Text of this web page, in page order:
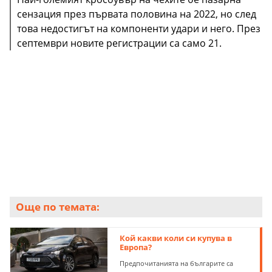
сензация през първата половина на 2022, но след
това недостигът на компоненти удари и него. През
септември новите регистрации са само 21.
Още по темата:
Кой какви коли си купува в
Европа?
Предпочитанията на българите са